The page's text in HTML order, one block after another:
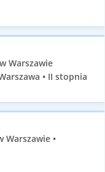
Warszawie
• II stopnia
Warszawie •